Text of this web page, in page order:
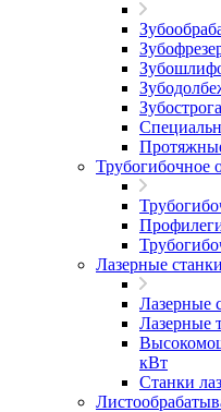
Трубогибочное
Лазерные станки
Лазерные
Лазерные
кВт
Станки